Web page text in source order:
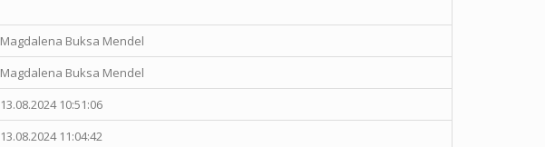
Magdalena Buksa Mendel
Magdalena Buksa Mendel
13.08.2024 10:51:06
13.08.2024 11:04:42